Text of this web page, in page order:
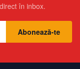
în inbox.
Abonează-te